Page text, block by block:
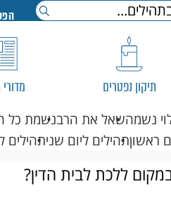
תיקון נפטרים
נשמהשאל את הרבנשמת כל
ראשוןתהילים ליום שניתהילים
ללכת לבית הדין?